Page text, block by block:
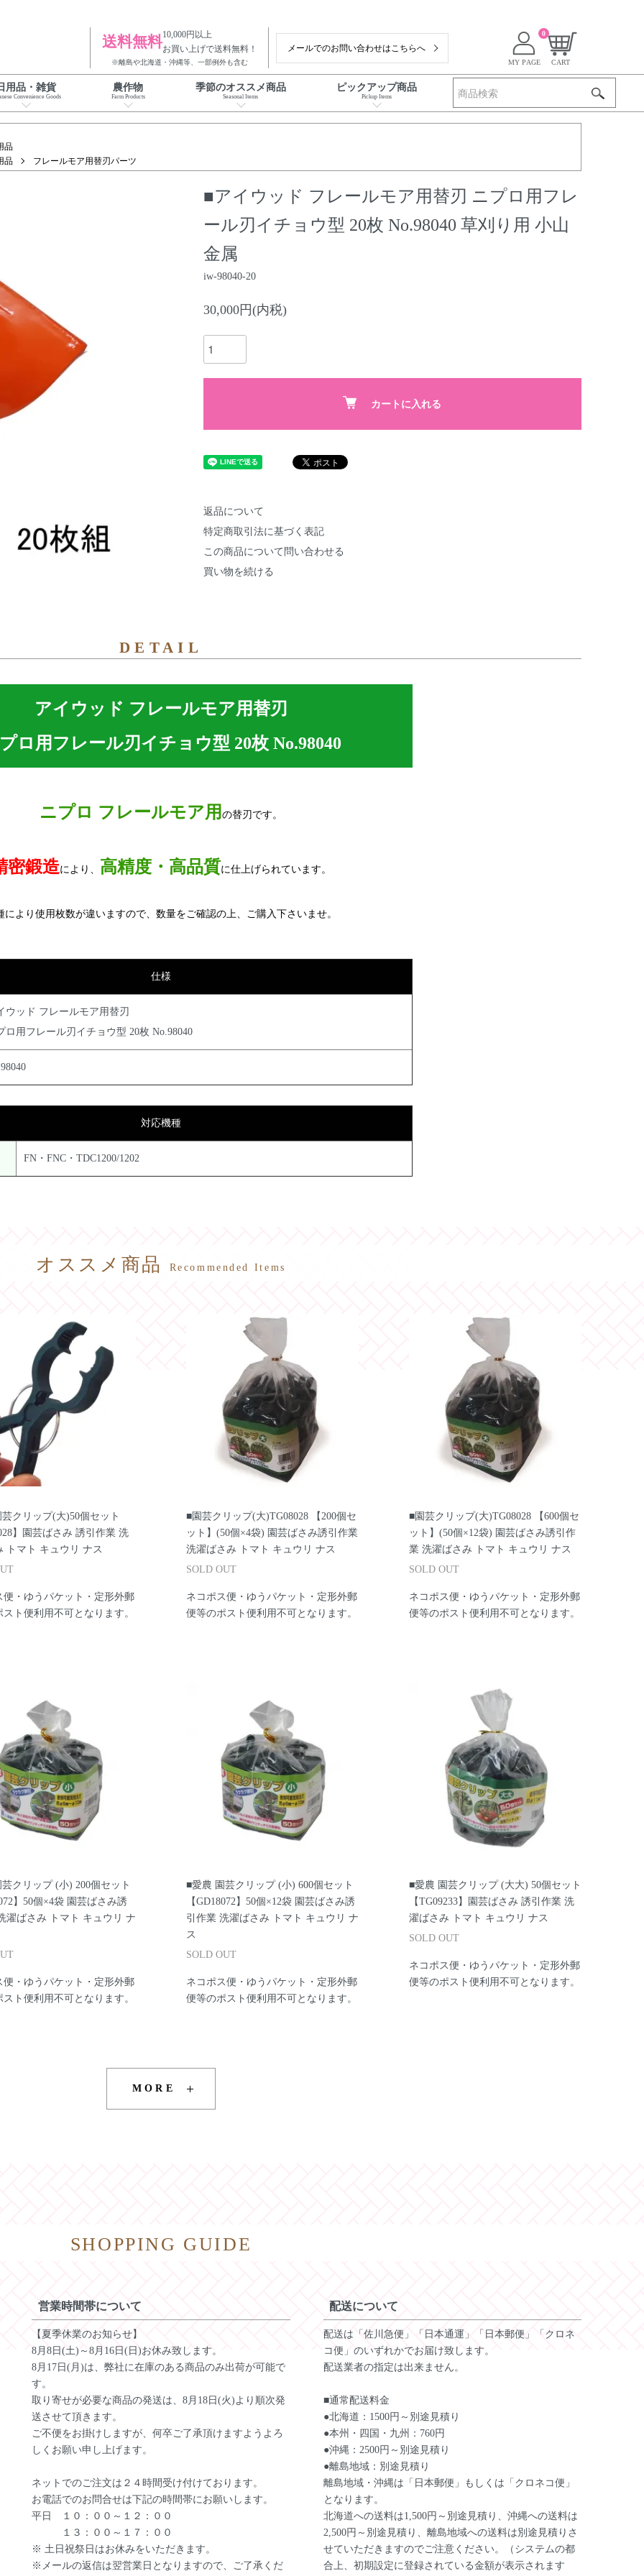
送料無料10,000円以上
お買い上げで送料無料！
※離島や北海道・沖縄等、一部例外も含む
メールでのお問い合わせはこちらへ
MY PAGE CART
0
用品・雑貨
Convenience Goods
農作物
Farm Products
季節のオススメ商品
Seasonal Items
ピックアップ商品
Pickup Items
品
品
フレールモア用替刃パーツ
■アイウッド フレールモア用替刃 ニプロ用フレ
ール刃イチョウ型 20枚 No.98040 草刈り用 小山
金属
iw-98040-20
30,000円(内税)
カートに入れる
返品について
特定商取引法に基づく表記
この商品について問い合わせる
買い物を続ける
DETAIL
アイウッド フレールモア用替刃
ロ用フレール刃イチョウ型 20枚 No.98040
ニプロ フレールモア用 の替刃です。
密鍛造により、 高精度・高品質に仕上げられています。
により使用枚数が違いますので、数量をご確認の上、ご購入下さいませ。
仕様
ウッド フレールモア用替刃
ロ用フレール刃イチョウ型 20枚 No.98040
対応機種
FN・FNC・TDC1200/1202
オススメ商品 Recommended Items
クリップ(大)50個セット
】園芸ばさみ 誘引作業 洗
トマト キュウリ ナス
便・ゆうパケット・定形外郵
ト便利用不可となります。
■園芸クリップ(大)TG08028 【200個セ
ット】(50個×4袋) 園芸ばさみ誘引作業
洗濯ばさみ トマト キュウリ ナス
SOLD OUT
ネコポス便・ゆうパケット・定形外郵
便等のポスト便利用不可となります。
■園芸クリップ(大)TG08028 【600個セ
ット】(50個×12袋) 園芸ばさみ誘引作
業 洗濯ばさみ トマト キュウリ ナス
SOLD OUT
ネコポス便・ゆうパケット・定形外郵
便等のポスト便利用不可となります。
クリップ (小) 200個セット
】50個×4袋 園芸ばさみ誘
濯ばさみ トマト キュウリ ナ
便・ゆうパケット・定形外郵
ト便利用不可となります。
■愛農 園芸クリップ (小) 600個セット
【GD18072】50個×12袋 園芸ばさみ誘
引作業 洗濯ばさみ トマト キュウリ ナ
ス
SOLD OUT
ネコポス便・ゆうパケット・定形外郵
便等のポスト便利用不可となります。
■愛農 園芸クリップ (大大) 50個セット
【TG09233】園芸ばさみ 誘引作業 洗
濯ばさみ トマト キュウリ ナス
SOLD OUT
ネコポス便・ゆうパケット・定形外郵
便等のポスト便利用不可となります。
MORE
SHOPPING GUIDE
営業時間帯について
【夏季休業のお知らせ】
8月8日(土)～8月16日(日)お休み致します。
8月17日(月)は、弊社に在庫のある商品のみ出荷が可能で
す。
取り寄せが必要な商品の発送は、8月18日(火)より順次発
送させて頂きます。
ご不便をお掛けしますが、何卒ご了承頂けますようよろ
しくお願い申し上げます。
ネットでのご注文は２４時間受け付けております。
お電話でのお問合せは下記の時間帯にお願いします。
平日 １０：００～１２：００
１３：００～１７：００
※ 土日祝祭日はお休みをいただきます。
※メールの返信は翌営業日となりますので、ご了承くだ
配送について
配送は「佐川急便」「日本通運」「日本郵便」「クロネ
コ便」のいずれかでお届け致します。
配送業者の指定は出来ません。
■通常配送料金
●北海道：1500円～別途見積り
●本州・四国・九州：760円
●沖縄：2500円～別途見積り
●離島地域：別途見積り
離島地域・沖縄は「日本郵便」もしくは「クロネコ便」
となります。
北海道への送料は1,500円～別途見積り、沖縄への送料は
2,500円～別途見積り、離島地域への送料は別途見積りさ
せていただきますのでご注意ください。（システムの都
合上、初期設定に登録されている金額が表示されます